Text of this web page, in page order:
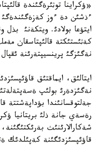
«ؤكراينا توثئرةگئندة
ءذشئن دة ءوز
ايتؤعا بولادئ. ويتكةنئ
كةثئستئكتة قالئپتاسقان
نةگئزگئ پرينسيپتةرئنة
ايتالئق، ايماقتئق
جةلتوقسانئندا بؤداپةشتتة
رةسةي جانة ذلئ بريتانيا
شةكارالارئنئث
قاؤئپسئزدئگئنة كةپئلدئك